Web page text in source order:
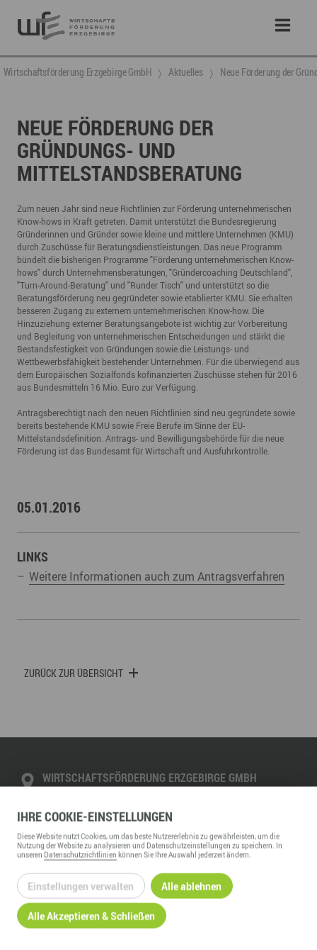
Wirtschaftsförderung Erzgebirge GmbH Aktuelles Neue Förderung der
NEUE FÖRDERUNG DER
GRÜNDUNGS- UND
MITTELSTANDSBERATUNG
Zum neuen Jahr sind neue Richtlinien zur Förderung unternehmerischen
Know-hows in Kraft getreten. Damit unterstützt die Bundesregierung
Gründerinnen und Gründer sowie kleine und mittlere Unternehmen (KMU)
durch Zuschüsse für Beratungsdienstleistungen. Das neue Programm
bündelt die bisherigen Programme "Förderung unternehmerischen Know-
hows" durch Unternehmensberatungen, "Gründercoaching Deutschland",
"Turn-Around-Beratung" und "Runder Tisch" und unterstützt so die
Beratungsförderung neu gegründeter sowie etablierter KMU. Sie erhalten
besseren Zugang zu externem unternehmerischen Know-how. Die
Hinzuziehung externer Beratungsangebote ist wichtig zur Vorbereitung
und Begleitung von unternehmerischen Entscheidungen und stärkt die
Bestandsfestigkeit von Gründungen sowie die Leistungs- und
Wettbewerbsfähigkeit bestehender Unternehmen. Für die überwiegend aus
dem Europäischen Sozialfonds kofinanzierten Zuschüsse stehen für 2016
aus Bundesmitteln 16 Mio. Euro zur Verfügung.
Antragsberechtigt nach den neuen Richtlinien sind neu gegründete sowie
bereits bestehende KMU sowie Freie Berufe im Sinne der EU-
Mittelstandsdefinition. Antrags- und Bewilligungsbehörde für die neue
Förderung ist das Bundesamt für Wirtschaft und Ausfuhrkontrolle.
05.01.2016
LINKS
Weitere Informationen auch zum Antragsverfahren
ZURÜCK ZUR ÜBERSICHT
WIRTSCHAFTSFÖRDERUNG ERZGEBIRGE GMBH
09456 Annaberg-Buchholz
Telefon:+49 3733 145 0
Fax:+49 3733 145 145
kontakt@wfe-erzgebirge.de
www.wfe-erzgebirge.de
INFORMATION
IHRECOOKIE-EINSTELLUNGEN
DieseWebsitenutzt Cookies, um das beste Nutzererlebnis zu gewährleisten, um die
Nutzung derWebsitezu analysieren und Datenschutzeinstellungen zu speichern. In
unseren Datenschutzrichtlinien können Sie Ihre Auswahl jederzeit ändern.
Einstellungen verwalten Alle ablehnen
Alle Akzeptieren & Schließen